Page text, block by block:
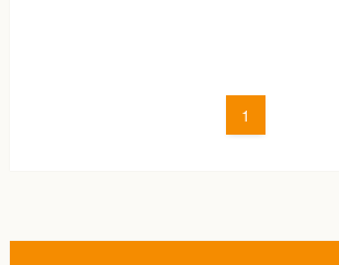
1